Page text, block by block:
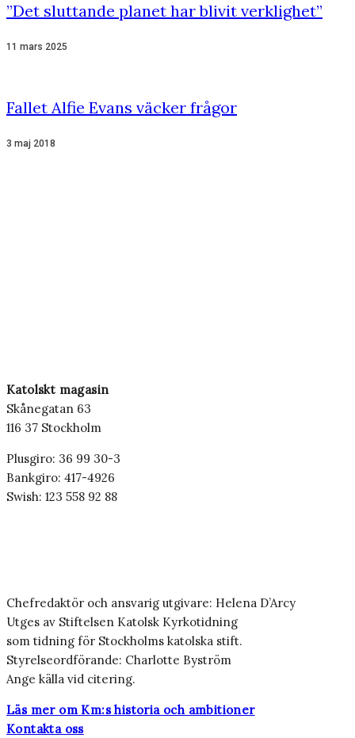
”Det sluttande planet har blivit verklighet”
11 mars 2025
Fallet Alfie Evans väcker frågor
3 maj 2018
Katolskt magasin
Skånegatan 63
116 37 Stockholm
Plusgiro: 36 99 30-3
Bankgiro: 417-4926
Swish: 123 558 92 88
Chefredaktör och ansvarig utgivare: Helena D’Arcy
Utges av Stiftelsen Katolsk Kyrkotidning
som tidning för Stockholms katolska stift.
Styrelseordförande: Charlotte Byström
Ange källa vid citering.
Läs mer om Km:s historia och ambitioner
Kontakta oss